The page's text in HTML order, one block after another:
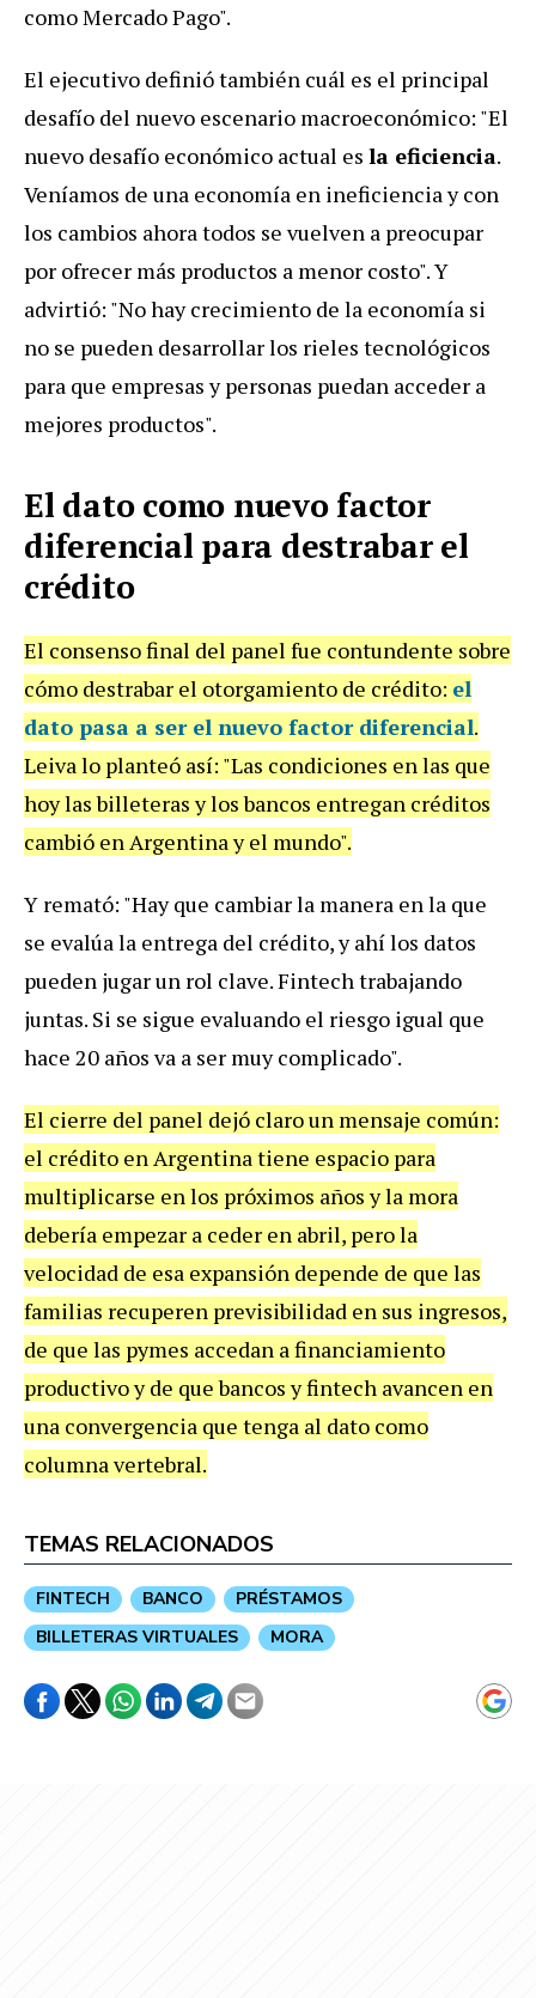
como Mercado Pago".
El ejecutivo definió también cuál es el principal
desafío del nuevo escenario macroeconómico: "El
nuevo desafío económico actual es la eficiencia.
Veníamos de una economía en ineficiencia y con
los cambios ahora todos se vuelven a preocupar
por ofrecer más productos a menor costo". Y
advirtió: "No hay crecimiento de la economía si
no se pueden desarrollar los rieles tecnológicos
para que empresas y personas puedan acceder a
mejores productos".
El dato como nuevo factor
diferencial para destrabar el
crédito
El consenso final del panel fue contundente sobre
cómo destrabar el otorgamiento de crédito: el
dato pasa a ser el nuevo factor diferencial.
Leiva lo planteó así: "Las condiciones en las que
hoy las billeteras y los bancos entregan créditos
cambió en Argentina y el mundo".
Y remató: "Hay que cambiar la manera en la que
se evalúa la entrega del crédito, y ahí los datos
pueden jugar un rol clave. Fintech trabajando
juntas. Si se sigue evaluando el riesgo igual que
hace 20 años va a ser muy complicado".
El cierre del panel dejó claro un mensaje común:
el crédito en Argentina tiene espacio para
multiplicarse en los próximos años y la mora
debería empezar a ceder en abril, pero la
velocidad de esa expansión depende de que las
familias recuperen previsibilidad en sus ingresos,
de que las pymes accedan a financiamiento
productivo y de que bancos y fintech avancen en
una convergencia que tenga al dato como
columna vertebral.
TEMAS RELACIONADOS
FINTECH BANCO
PRÉSTAMOS
BILLETERAS VIRTUALES
MORA